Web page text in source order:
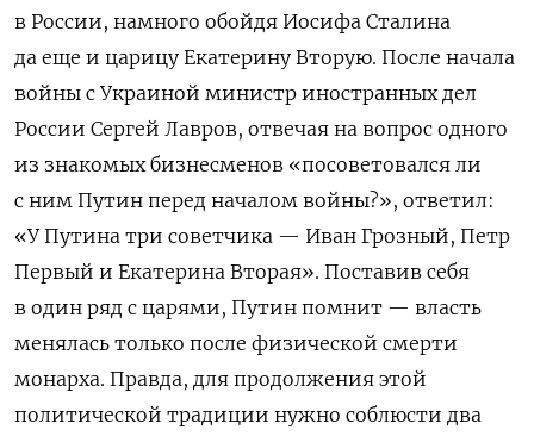
в России, намного обойдя Иосифа Сталина
да еще и царицу Екатерину Вторую. После начала
войны с Украиной министр иностранных дел
России Сергей Лавров, отвечая на вопрос одного
из знакомых бизнесменов «посоветовался ли
с ним Путин перед началом войны?», ответил:
«У Путина три советчика — Иван Грозный, Петр
Первый и Екатерина Вторая». Поставив себя
в один ряд с царями, Путин помнит — власть
менялась только после физической смерти
монарха. Правда, для продолжения этой
политической традиции нужно соблюсти два